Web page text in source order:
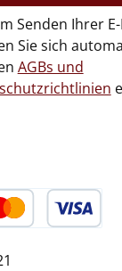
Senden Ihrer
Sie sich
AGBs und